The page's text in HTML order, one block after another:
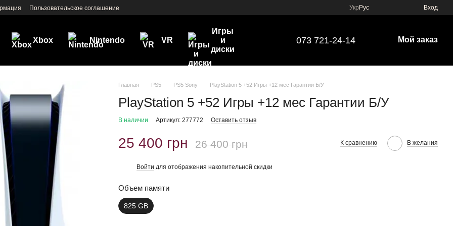
Пользовательское соглашение Укр Рус Вход
Xbox Nintendo VR
Игры
и
диски
073 721-24-14 Мой заказ
Главная PS5 PS5 Sony PlayStation 5 +52 Игры +12 мес Гарантии Б/У
PlayStation 5 +52 Игры +12 мес Гарантии Б/У
В наличии Артикул: 277772 Оставить отзыв
25 400 грн 26 400 грн К сравнению В желания
Войти для отображения накопительной скидки
Объем памяти
825 GB